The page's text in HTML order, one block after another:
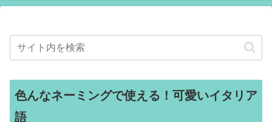
色んなネーミングで使える！可愛いイタリア
語